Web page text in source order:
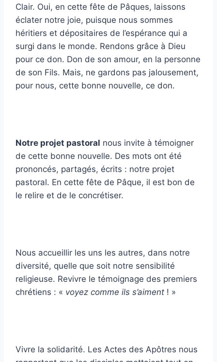
Clair. Oui, en cette fête de Pâques, laissons
éclater notre joie, puisque nous sommes
héritiers et dépositaires de l’espérance qui a
surgi dans le monde. Rendons grâce à Dieu
pour ce don. Don de son amour, en la personne
de son Fils. Mais, ne gardons pas jalousement,
pour nous, cette bonne nouvelle, ce don.
Notre projet pastoral nous invite à témoigner
de cette bonne nouvelle. Des mots ont été
prononcés, partagés, écrits : notre projet
pastoral. En cette fête de Pâque, il est bon de
le relire et de le concrétiser.
Nous accueillir les uns les autres, dans notre
diversité, quelle que soit notre sensibilité
religieuse. Revivre le témoignage des premiers
chrétiens : « voyez comme ils s’aiment ! »
Vivre la solidarité. Les Actes des Apôtres nous